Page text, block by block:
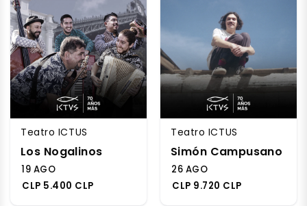
Teatro ICTUS
Los Nogalinos
19 AGO
CLP 5.400 CLP
Teatro ICTUS
Simón Campusano
26 AGO
CLP 9.720 CLP